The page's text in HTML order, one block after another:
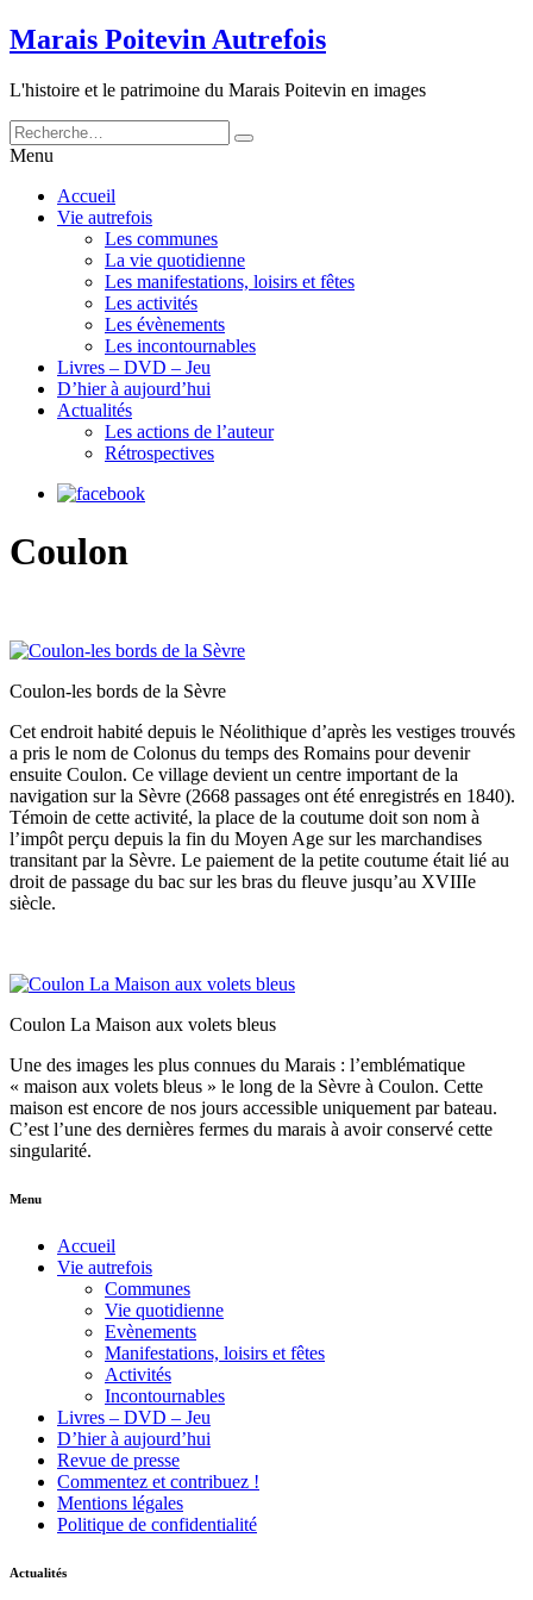
Marais Poitevin Autrefois
L'histoire et le patrimoine du Marais Poitevin en images
Menu
Accueil
Vie autrefois
Les communes
La vie quotidienne
Les manifestations, loisirs et fêtes
Les activités
Les évènements
Les incontournables
Livres – DVD – Jeu
D’hier à aujourd’hui
Actualités
Les actions de l’auteur
Rétrospectives
Coulon
Coulon-les bords de la Sèvre
Cet endroit habité depuis le Néolithique d’après les vestiges trouvés
a pris le nom de Colonus du temps des Romains pour devenir
ensuite Coulon. Ce village devient un centre important de la
navigation sur la Sèvre (2668 passages ont été enregistrés en 1840).
Témoin de cette activité, la place de la coutume doit son nom à
l’impôt perçu depuis la fin du Moyen Age sur les marchandises
transitant par la Sèvre. Le paiement de la petite coutume était lié au
droit de passage du bac sur les bras du fleuve jusqu’au XVIIIe
siècle.
Coulon La Maison aux volets bleus
Une des images les plus connues du Marais : l’emblématique
« maison aux volets bleus » le long de la Sèvre à Coulon. Cette
maison est encore de nos jours accessible uniquement par bateau.
C’est l’une des dernières fermes du marais à avoir conservé cette
singularité.
Menu
Accueil
Vie autrefois
Communes
Vie quotidienne
Evènements
Manifestations, loisirs et fêtes
Activités
Incontournables
Livres – DVD – Jeu
D’hier à aujourd’hui
Revue de presse
Commentez et contribuez !
Mentions légales
Politique de confidentialité
Actualités